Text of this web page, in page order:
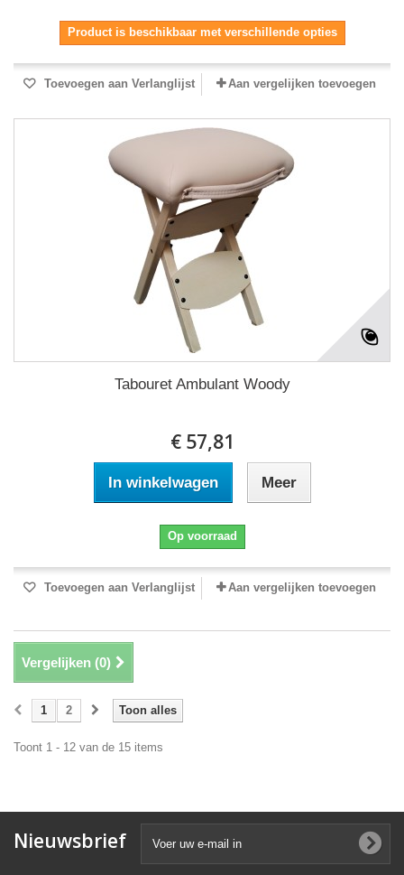
Product is beschikbaar met verschillende opties
Toevoegen aan Verlanglijst Aan vergelijken toevoegen
Tabouret Ambulant Woody
€ 57,81
In winkelwagen Meer
Op voorraad
Toevoegen aan Verlanglijst Aan vergelijken toevoegen
Vergelijken (0)
Toon alles
1 2
Toont 1 - 12 van de 15 items
Nieuwsbrief